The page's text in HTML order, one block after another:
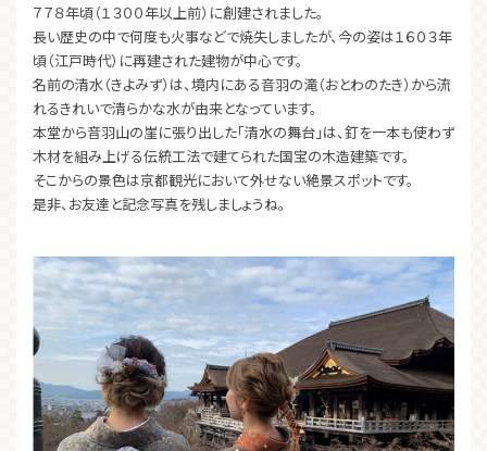
７７８年頃（１３００年以上前）に創建されました。
長い歴史の中で何度も火事などで焼失しましたが、今の姿は１６０３年
頃（江戸時代）に再建された建物が中心です。
名前の清水（きよみず）は、境内にある音羽の滝（おとわのたき）から流
れるきれいで清らかな水が由来となっています。
本堂から音羽山の崖に張り出した「清水の舞台」は、釘を一本も使わず
木材を組み上げる伝統工法で建てられた国宝の木造建築です。
そこからの景色は京都観光において外せない絶景スポットです。
是非、お友達と記念写真を残しましょうね。